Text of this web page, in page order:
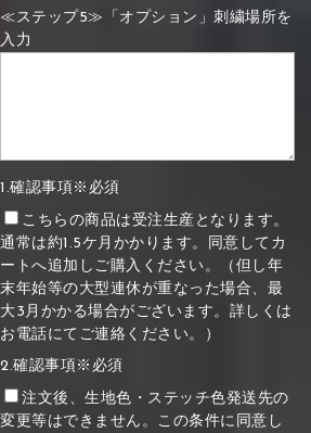
≪ステップ5≫「オプション」刺繍場所を
入力
1.確認事項※必須
こちらの商品は受注生産となります。
通常は約1.5ケ月かかります。同意してカ
ートへ追加しご購入ください。（但し年
末年始等の大型連休が重なった場合、最
大3月かかる場合がございます。詳しくは
お電話にてご連絡ください。）
2.確認事項※必須
注文後、生地色・ステッチ色発送先の
変更等はできません。この条件に同意し